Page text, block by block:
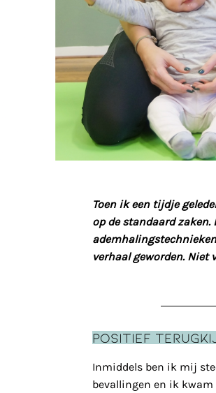
Toen ik een tijdje
op de standaard zaken.
verhaal geworden. Niet
Positief
Inmiddels ben ik mij
bevallingen en ik kwam